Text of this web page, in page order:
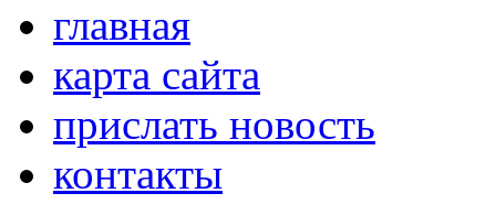
главная
карта сайта
прислать новость
контакты